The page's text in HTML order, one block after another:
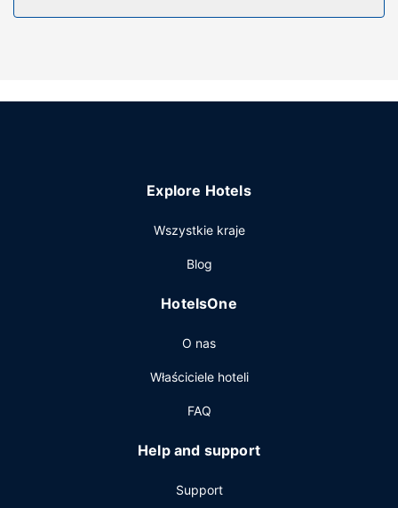
dostęp do internetu i grill.
Explore Hotels
Wszystkie kraje
Blog
HotelsOne
O nas
Właściciele hoteli
FAQ
Help and support
Support